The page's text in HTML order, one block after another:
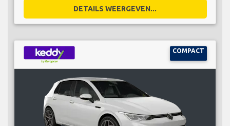
DETAILS WEERGEVEN...
COMPACT